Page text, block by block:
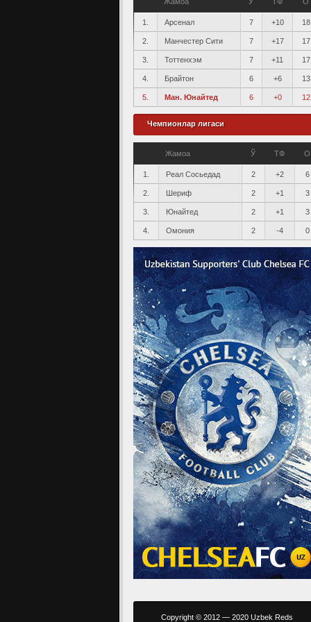
1. Арсенал 7 +10 18
2. Манчестер Сити 7 +17 17
3. Тоттенхэм 7 +11 17
4. Брайтон 6 +6 13
5. Ман. Юнайтед 6 +0 12
Чемпионлар лигаси
Жамоа Ў ТФ О
1. Реал Сосьедад 2 +2 6
2. Шериф 2 +1 3
3. Юнайтед 2 +1 3
4. Омония 2 -4 0
Copyright © 2012 — 2020 Uzbek Reds